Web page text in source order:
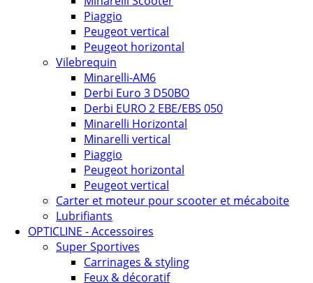
Piaggio
Peugeot vertical
Peugeot horizontal
Vilebrequin
Minarelli-AM6
Derbi Euro 3 D50BO
Derbi EURO 2 EBE/EBS 050
Minarelli Horizontal
Minarelli vertical
Piaggio
Peugeot horizontal
Peugeot vertical
Carter et moteur pour scooter et mécaboite
Lubrifiants
OPTICLINE - Accessoires
Super Sportives
Carrinages & styling
Feux & décoratif